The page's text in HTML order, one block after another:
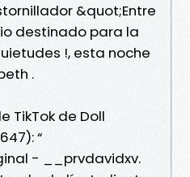
&quot;Entre
destinado para la
!, esta noche
.
TikTok de Doll
“
- __prvdavidxv.